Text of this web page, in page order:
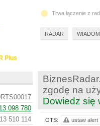
zgodę na
Dowiedz się
OTS: ustaw alert
Plus
13 098 780
510 114
Trwa łączenie z
RADAR